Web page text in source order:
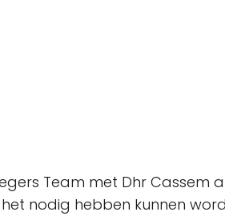
Team met Dhr
nodig hebben kunnen